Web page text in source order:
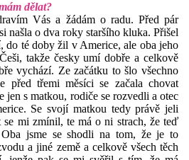
dělat?
Vás a žádám o radu. Před pár
našla o dva roky staršího kluka. Přišel
do té doby žil v Americe, ale oba jeho
takže česky umí dobře a celkově
vychází. Ze začátku to šlo všechno
před třemi měsíci se začala chovat
jen s matkou, rodiče se rozvedli a otec
Se svojí matkou tedy právě jeli
se mi zmínil, te má o ni strach, že teď
Oba jsme se shodli na tom, že je to
a jiné země a celkově všech těch